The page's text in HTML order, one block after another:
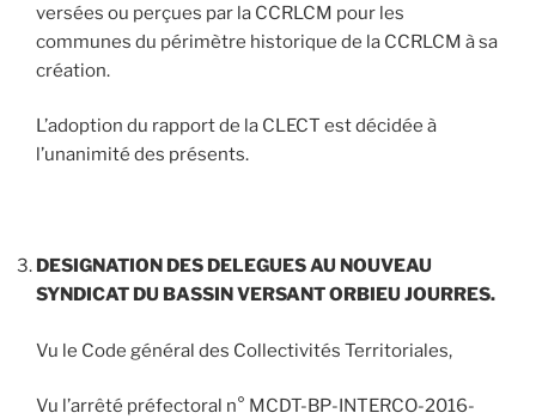
versées ou perçues par la CCRLCM pour les
communes du périmètre historique de la CCRLCM à sa
création.
L’adoption du rapport de la CLECT est décidée à
l’unanimité des présents.
DESIGNATION DES DELEGUES AU NOUVEAU
SYNDICAT DU BASSIN VERSANT ORBIEU JOURRES.
Vu le Code général des Collectivités Territoriales,
Vu l’arrêté préfectoral n° MCDT-BP-INTERCO-2016-